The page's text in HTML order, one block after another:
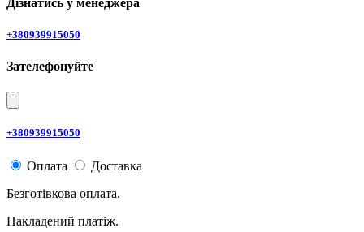
Дізнатись у менеджера
+380939915050
Зателефонуйте
+380939915050
Оплата
Доставка
Безготівкова оплата.
Накладений платіж.